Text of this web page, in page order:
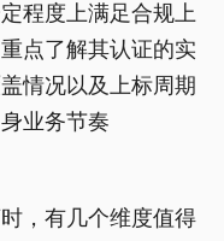
程度上满足合规上
点了解其认证的实
情况以及上标周期
业务节奏
，有几个维度值得